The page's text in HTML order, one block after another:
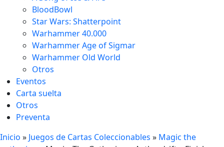
BloodBowl
Star Wars: Shatterpoint
Warhammer 40.000
Warhammer Age of Sigmar
Warhammer Old World
Otros
Eventos
Carta suelta
Otros
Preventa
Inicio » Juegos de Cartas Coleccionables » Magic the